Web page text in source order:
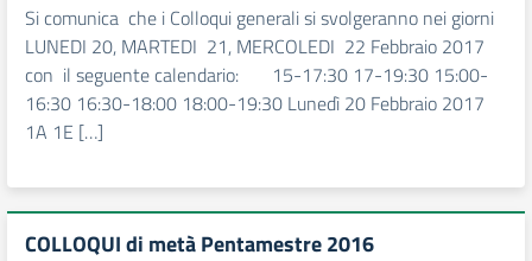
Si comunica che i Colloqui generali si svolgeranno nei giorni
LUNEDI 20, MARTEDI 21, MERCOLEDI 22 Febbraio 2017
con il seguente calendario: 15-17:30 17-19:30 15:00-
16:30 16:30-18:00 18:00-19:30 Lunedì 20 Febbraio 2017
1A 1E […]
COLLOQUI di metà Pentamestre 2016